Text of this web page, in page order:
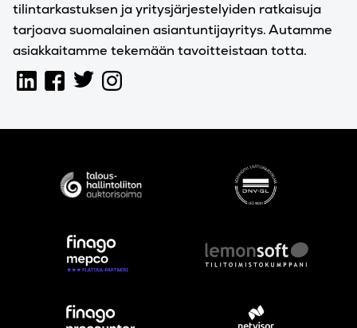
tilintarkastuksen ja yritysjärjestelyiden ratkaisuja
tarjoava suomalainen asiantuntijayritys. Autamme
asiakkaitamme tekemään tavoitteistaan totta.